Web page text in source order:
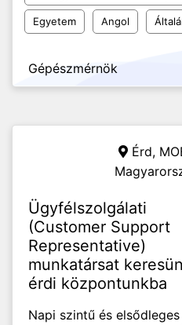
Egyetem Angol
Gépészmérnök
Érd,
Ügyfélszolgálati
(Customer Support
Representative)
munkatársat
érdi központunkba
Napi szintű és